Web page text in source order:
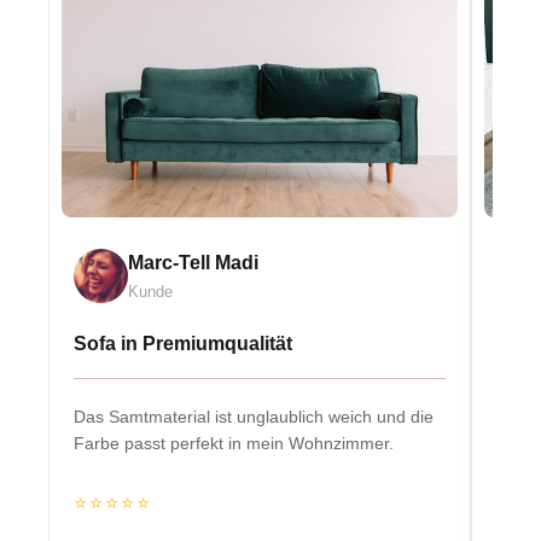
Marc-Tell Madi
Kunde
Sofa in Premiumqualität
Das Samtmaterial ist unglaublich weich und die
Farbe passt perfekt in mein Wohnzimmer.
⭐⭐⭐⭐⭐